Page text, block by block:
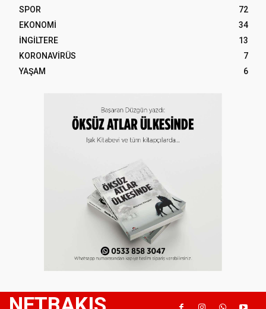
SPOR
72
EKONOMİ
34
İNGİLTERE
13
KORONAVİRÜS
7
YAŞAM
6